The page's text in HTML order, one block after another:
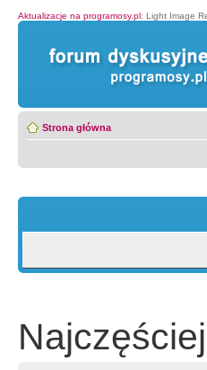
Aktualizacje na programosy.pl: Light Image
Strona główna